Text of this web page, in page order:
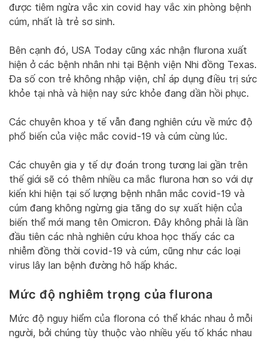
được tiêm ngừa vắc xin covid hay vắc xin phòng bệnh
cúm, nhất là trẻ sơ sinh.
Bên cạnh đó, USA Today cũng xác nhận flurona xuất
hiện ở các bệnh nhân nhi tại Bệnh viện Nhi đồng Texas.
Đa số con trẻ không nhập viện, chỉ áp dụng điều trị sức
khỏe tại nhà và hiện nay sức khỏe đang dần hồi phục.
Các chuyên khoa y tế vẫn đang nghiên cứu về mức độ
phổ biến của việc mắc covid-19 và cúm cùng lúc.
Các chuyên gia y tế dự đoán trong tương lai gần trên
thế giới sẽ có thêm nhiều ca mắc flurona hơn so với dự
kiến khi hiện tại số lượng bệnh nhân mắc covid-19 và
cúm đang không ngừng gia tăng do sự xuất hiện của
biến thể mới mang tên Omicron. Đây không phải là lần
đầu tiên các nhà nghiên cứu khoa học thấy các ca
nhiễm đồng thời covid-19 và cúm, cũng như các loại
virus lây lan bệnh đường hô hấp khác.
Mức độ nghiêm trọng của flurona
Mức độ nguy hiểm của florona có thể khác nhau ở mỗi
người, bởi chúng tùy thuộc vào nhiều yếu tố khác nhau